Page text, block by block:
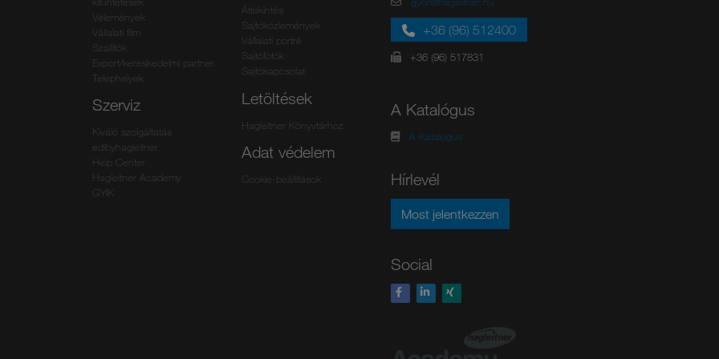
Vélemények
Vállalati film
Szállítók
Export/kereskedelmi partner
Telephelyek
Szerviz
Kiváló szolgáltatás
edibyhagleitner
Help Center
Hagleitner Academy
GYIK
Áttekintés
Sajtóközlemények
Vállalati portré
Sajtófotók
Sajtókapcsolat
Letöltések
Hagleitner Könyvtárhoz
Adat védelem
Cookie-beállítások
+36 (96) 512400
+36 (96) 517831
A Katalógus
A Katalógus
Hírlevél
Most jelentkezzen
Social